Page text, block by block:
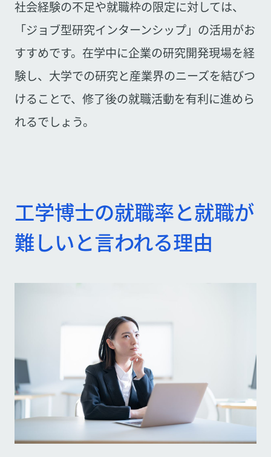
社会経験の不足や就職枠の限定に対しては、
「ジョブ型研究インターンシップ」の活用がお
すすめです。在学中に企業の研究開発現場を経
験し、大学での研究と産業界のニーズを結びつ
けることで、修了後の就職活動を有利に進めら
れるでしょう。
工学博士の就職率と就職が
難しいと言われる理由